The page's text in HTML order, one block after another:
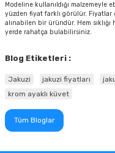
Modeline kullanıldığı
yüzden fiyat farklı görülür.
alınabilen bir üründür. Hem
yerde rahatça bulabilirsiniz.
Blog Etiketleri :
Jakuzi jakuzi fiyatları
krom ayaklı küvet
Tüm Bloglar